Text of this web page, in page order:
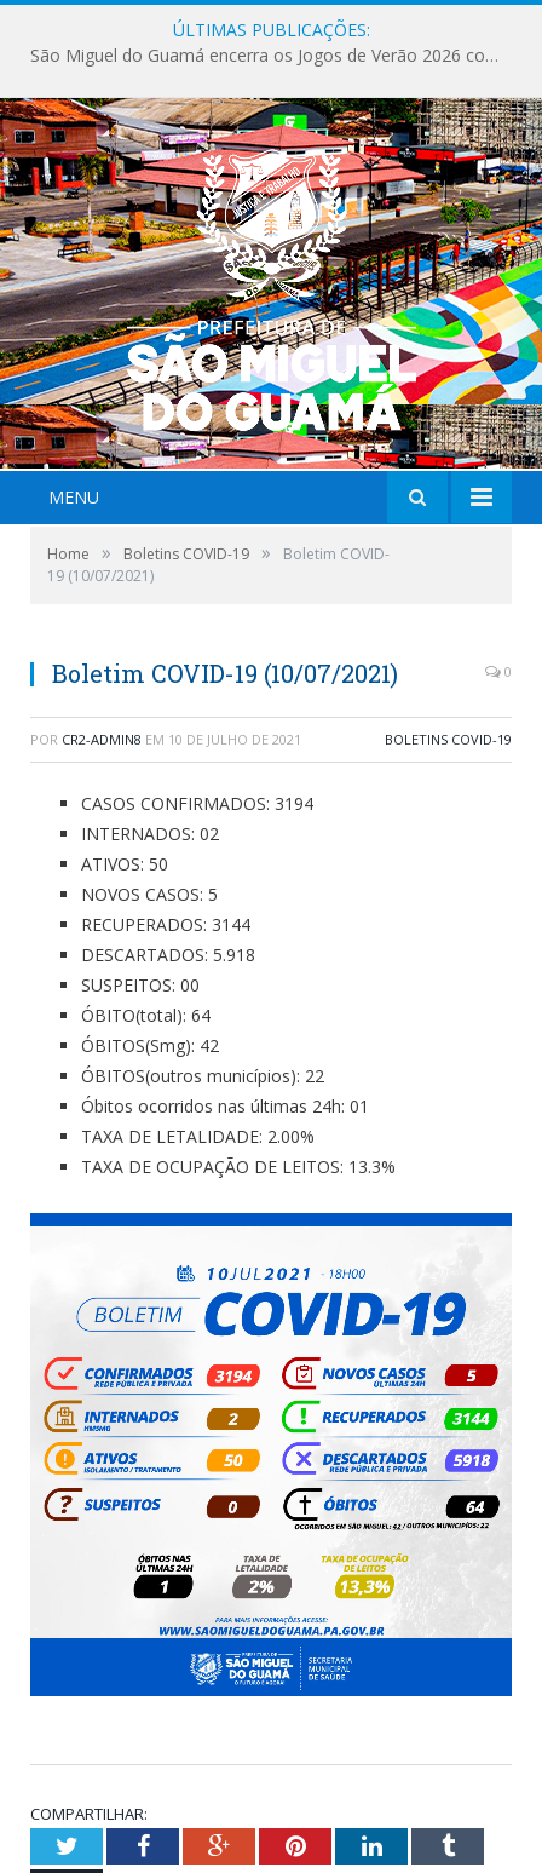
ÚLTIMAS PUBLICAÇÕES:
São Miguel do Guamá encerra os Jogos de Verão 2026 com sucesso de público e competições.
MENU
Home » Boletins COVID-19 »
Boletim COVID-
19 (10/07/2021)
Boletim COVID-19 (10/07/2021) 0
POR CR2-ADMIN8 EM 10 DE JULHO DE 2021 BOLETINS COVID-19
CASOS CONFIRMADOS: 3194
INTERNADOS: 02
ATIVOS: 50
NOVOS CASOS: 5
RECUPERADOS: 3144
DESCARTADOS: 5.918
SUSPEITOS: 00
ÓBITO(total): 64
ÓBITOS(Smg): 42
ÓBITOS(outros municípios): 22
Óbitos ocorridos nas últimas 24h: 01
TAXA DE LETALIDADE: 2.00%
TAXA DE OCUPAÇÃO DE LEITOS: 13.3%
COMPARTILHAR:
TwitterFacebookGoogle+PinterestLinkedInTumblr